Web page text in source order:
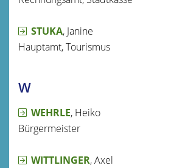
STUKA, Janine
Hauptamt, Tourismus
W
WEHRLE, Heiko
Bürgermeister
WITTLINGER, Axel